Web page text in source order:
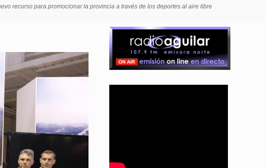
recurso para promocionar la provincia a través de los deportes al aire libre